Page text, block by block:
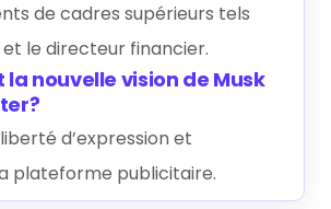
de cadres supérieurs tels
et le directeur financier.
la nouvelle vision de Musk
d’expression et
plateforme publicitaire.